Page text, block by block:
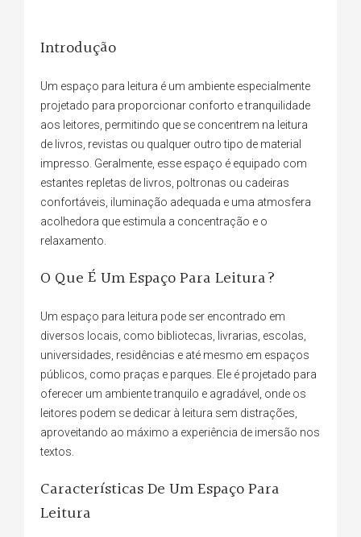
Introdução
Um espaço para leitura é um ambiente especialmente
projetado para proporcionar conforto e tranquilidade
aos leitores, permitindo que se concentrem na leitura
de livros, revistas ou qualquer outro tipo de material
impresso. Geralmente, esse espaço é equipado com
estantes repletas de livros, poltronas ou cadeiras
confortáveis, iluminação adequada e uma atmosfera
acolhedora que estimula a concentração e o
relaxamento.
O Que É Um Espaço Para Leitura?
Um espaço para leitura pode ser encontrado em
diversos locais, como bibliotecas, livrarias, escolas,
universidades, residências e até mesmo em espaços
públicos, como praças e parques. Ele é projetado para
oferecer um ambiente tranquilo e agradável, onde os
leitores podem se dedicar à leitura sem distrações,
aproveitando ao máximo a experiência de imersão nos
textos.
Características De Um Espaço Para
Leitura